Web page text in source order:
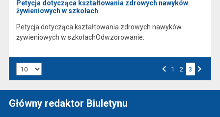
Petycja dotycząca kształtowania zdrowych nawyków
żywieniowych w szkołach
Petycja dotycząca kształtowania zdrowych nawyków
żywieniowych w szkołachOdwzorowanie:
1 2 3
Główny redaktor Biuletynu